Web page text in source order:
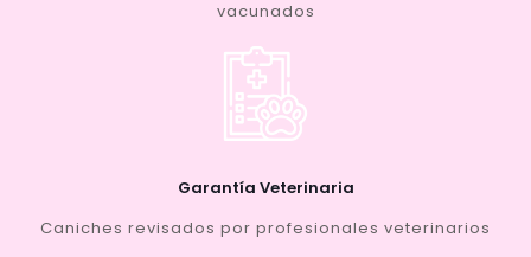
vacunados
Garantía Veterinaria
Caniches revisados por profesionales veterinarios